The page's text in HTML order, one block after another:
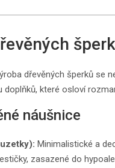
dřevěných šperků se
doplňků, které osloví
náušnice
Minimalistické a
zasazené do